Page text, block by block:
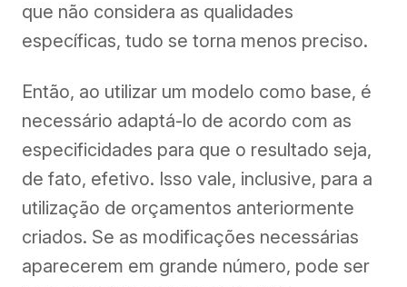
que não considera as qualidades
específicas, tudo se torna menos preciso.
Então, ao utilizar um modelo como base, é
necessário adaptá-lo de acordo com as
especificidades para que o resultado seja,
de fato, efetivo. Isso vale, inclusive, para a
utilização de orçamentos anteriormente
criados. Se as modificações necessárias
aparecerem em grande número, pode ser